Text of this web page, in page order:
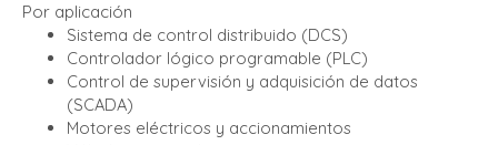
Por aplicación
Sistema de control distribuido (DCS)
Controlador lógico programable (PLC)
Control de supervisión y adquisición de datos
(SCADA)
Motores eléctricos y accionamientos